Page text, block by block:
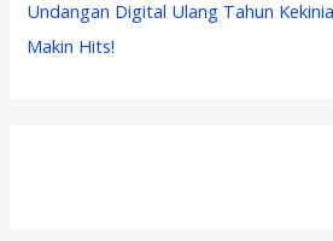
Undangan Digital Ulang Tahun
Makin Hits!